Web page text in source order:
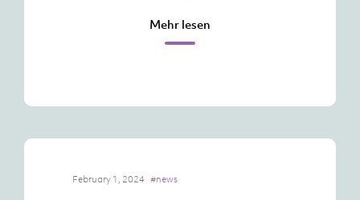
Mehr lesen
February 1, 2024 #news